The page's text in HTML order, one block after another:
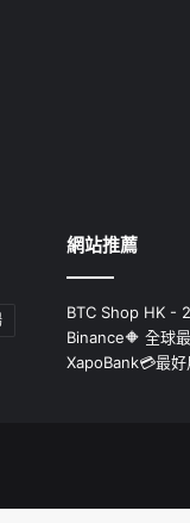
網站推薦
BTC Shop HK -
Binance🔶 全球
XapoBank💳最